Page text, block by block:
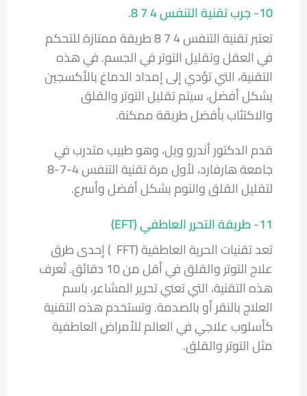
10- جرب تقنية التنفس 4 7 8.
تعتبر تقنية التنفس 4 7 8
طريقة ممتازة للتحكم
في العقل وتقليل التوتر في الجسم. في هذه
التقنية، التي تؤدي إلى إمداد الدماغ بالأكسجين
بشكل أفضل، سيتم تقليل التوتر والقلق
والاكتئاب بأفضل طريقة ممكنة.
قدم الدكتور أندرو ويل، وهو طبيب متدرب في
جامعة هارفارد، لأول مرة تقنية التنفس 4-7-8
لتقليل القلق والنوم بشكل أفضل وأسرع.
11- طريقة التحرر العاطفي (EFT)
تعد تقنيات الحرية العاطفية (FFT
) إحدى طرق
علاج التوتر والقلق في أقل من 10 دقائق. تُعرف
هذه التقنية، التي تعني تحرير المشاعر، باسم
العلاج بالنقر أو بالصدمة. وتستخدم هذه التقنية
كأسلوب علاجي في العالم للأمراض العاطفية
مثل التوتر والقلق.